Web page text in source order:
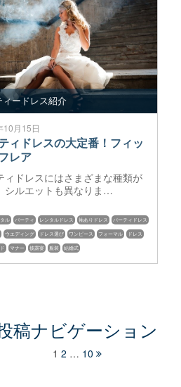
ィードレス紹介
10月15日
ィドレスの大定番！フィッ
レア
ィドレスにはさまざまな種類が
シルエットも異なりま…
ル パーティ レンタルドレス 袖ありドレス パーティドレス
ウエディング ドレス選び ワンピース フォーマル ドレス
マナー 披露宴 服装 結婚式
稿ナビゲーション
1 2 … 10